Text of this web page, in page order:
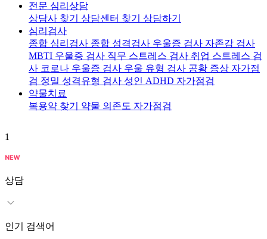
전문 심리상담
상담사 찾기 상담센터 찾기 상담하기
심리검사
종합 심리검사 종합 성격검사 우울증 검사 자존감 검사
MBTI 우울증 검사 직무 스트레스 검사 취업 스트레스 검
사 코로나 우울증 검사 우울 유형 검사 공황 증상 자가점
검 정밀 성격유형 검사 성인 ADHD 자가점검
약물치료
복용약 찾기 약물 의존도 자가점검
1
상담
인기 검색어